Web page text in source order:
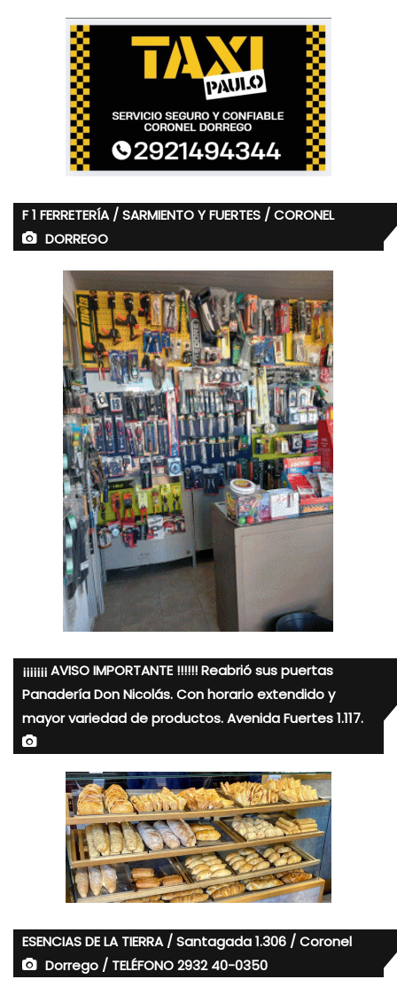
F 1 FERRETERÍA / SARMIENTO Y FUERTES / CORONEL
DORREGO
¡¡¡¡¡¡¡ AVISO IMPORTANTE !!!!!! Reabrió sus puertas
Panadería Don Nicolás. Con horario extendido y
mayor variedad de productos. Avenida Fuertes 1.117.
ESENCIAS DE LA TIERRA / Santagada 1.306 / Coronel
Dorrego / TELÉFONO 2932 40-0350